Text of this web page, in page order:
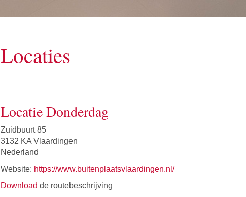
Locaties
Locatie Donderdag
Zuidbuurt 85
3132 KA Vlaardingen
Nederland
Website: https://www.buitenplaatsvlaardingen.nl/
Download de routebeschrijving